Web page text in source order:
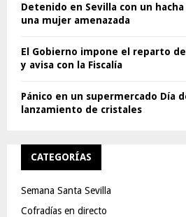
Detenido en Sevilla con un hacha
una mujer amenazada
El Gobierno impone el reparto
y avisa con la Fiscalía
Pánico en un supermercado Día
lanzamiento de cristales
CATEGORÍAS
Semana Santa Sevilla
Cofradías en directo